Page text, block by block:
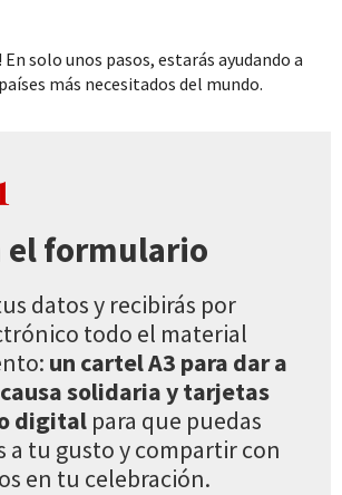
En solo unos pasos, estarás ayudando a
más necesitados del mundo.
el formulario
datos y recibirás por
todo el material
un cartel A3 para dar a
solidaria y tarjetas
digital para que puedas
a tu gusto y compartir con
en tu celebración.